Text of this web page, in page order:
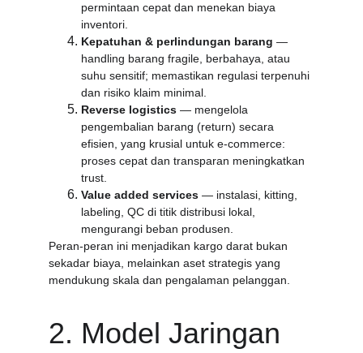
permintaan cepat dan menekan biaya
inventori.
Kepatuhan & perlindungan barang —
handling barang fragile, berbahaya, atau
suhu sensitif; memastikan regulasi terpenuhi
dan risiko klaim minimal.
Reverse logistics — mengelola
pengembalian barang (return) secara
efisien, yang krusial untuk e-commerce:
proses cepat dan transparan meningkatkan
trust.
Value added services — instalasi, kitting,
labeling, QC di titik distribusi lokal,
mengurangi beban produsen.
Peran-peran ini menjadikan kargo darat bukan
sekadar biaya, melainkan aset strategis yang
mendukung skala dan pengalaman pelanggan.
2. Model Jaringan